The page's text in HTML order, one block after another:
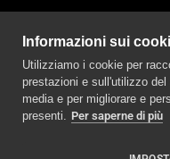
Informazioni sui
Utilizziamo i cookie per
prestazioni e sull'utilizzo
media e per migliorare e
presenti. Per saperne di più